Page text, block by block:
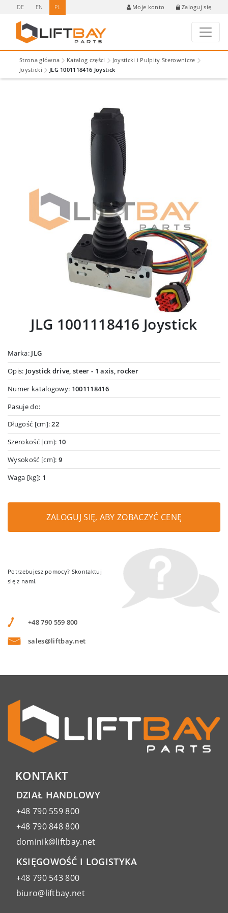
DE EN PL Moje konto Zaloguj się
Strona główna Katalog części
Joysticki i Pulpity Sterownicze
Joysticki
JLG 1001118416 Joystick
JLG 1001118416 Joystick
Marka: JLG
Opis: Joystick drive, steer - 1 axis, rocker
Numer katalogowy: 1001118416
Pasuje do:
Długość [cm]:22
Szerokość [cm]: 10
Wysokość [cm]: 9
Waga [kg]: 1
ZALOGUJ SIĘ, ABY ZOBACZYĆ CENĘ
Potrzebujesz pomocy? Skontaktuj
się z nami.
+48 790 559 800
sales@liftbay.net
KONTAKT
DZIAŁ HANDLOWY
+48 790 559 800
+48 790 848 800
dominik@liftbay.net
KSIĘGOWOŚĆ I LOGISTYKA
+48 790 543 800
biuro@liftbay.net